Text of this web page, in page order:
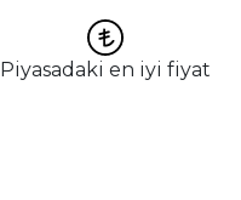
Piyasadaki en iyi fiyat